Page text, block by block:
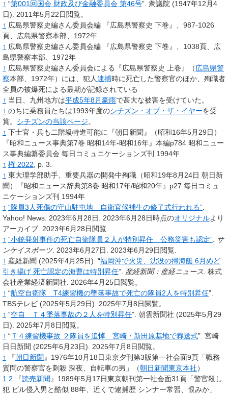
↑ “第001回国会 財政及び金融委員会 第46号”. 衆議院 (1947年12月4
日).
2011年5月22日閲覧。
↑ 広島県警察史編さん委員会編 『広島県警察史 下巻』、987-1026
頁、広島県警察本部、1972年
↑ 広島県警察史編さん委員会編 『広島県警察史 下巻』、1038頁、広
島県警察本部、1972年
↑ 広島県警察史編さん委員会による『広島県警察史 上巻』（広島県警
察本部、1972年）には、犯人逮捕時に死亡した警察官のほか、殉職者
全員の被爆死による最期が記録されている
↑ 当日、九州地方は平成5年8月豪雨で甚大な被害を受けていた。
↑ のちに乗務員たちは1993年度のシチズン・オブ・ザ・イヤーを受
賞。 シチズンの当該ページ。
↑ 下士官・兵も二階級特進可能に『朝日新聞』（昭和16年5月29日）
『昭和ニュース事典第7巻 昭和14年-昭和16年』本編p784 昭和ニュー
ス事典編纂委員会 毎日コミュニケーションズ刊 1994年
↑ 権 2022 , p. 3.
↑ 東大理学部助手、重要兵器の開発中殉職（昭和19年8月24日 朝日新
聞）『昭和ニュース辞典第8巻 昭和17年/昭和20年』p27 毎日コミュ
ニケーションズ刊 1994年
↑ “隊員3人死傷の守山駐屯地 自衛官候補生の修了式行われる”
Yahoo! News. 2023年6月28日. 2023年6月28日時点のオリジナルより
アーカイブ . 2023年6月28日閲覧
↑ “小銃発射事件の死亡自衛隊員２人が特別昇任 公務災害も認定”
サ
ンケイスポーツ. 2023年6月27日 . 2023年6月29日閲覧
↑ 産経新聞 (2025年4月25日). “福岡沖で火災、沈没の掃海艇 6月めど
引き揚げ 死亡認定の海曹は特別昇任”. 産経新聞：産経ニュース 株式
会社産業経済新聞社.
2026年4月25日閲覧。
↑ “航空自衛隊 T4練習機の墜落事故で死亡の隊員2人を特別昇任”.
TBSテレビ (2025年5月29日).
2025年7月8日閲覧。
↑ “空自 Ｔ４墜落事故の２人を特別昇任”. 朝雲新聞社 (2025年5月29
日).
2025年7月8日閲覧。
↑ “ Ｔ４練習機事故 ２隊員を追悼 宮崎・新田原基地で葬送式”. 宮崎
日日新聞 (2025年6月23日).
2025年7月8日閲覧。
↑
『朝日新聞 』1976年10月18日東京夕刊第3版第一社会面9頁「職務
質問の警察官を刺殺 深夜、自転車の男」（朝日新聞東京本社）
1 2 『読売新聞 』1989年5月17日東京朝刊第一社会面31頁「警官殺し
犯 ビル侵入男と酷似 88年、近くで逮捕歴 シンナー常習、恨みか」